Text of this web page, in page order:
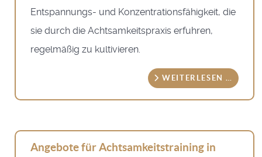
Entspannungs- und Konzentrationsfähigkeit, die
sie durch die Achtsamkeitspraxis erfuhren,
regelmäßig zu kultivieren.
WEITERLESEN …
Angebote für Achtsamkeitstraining in